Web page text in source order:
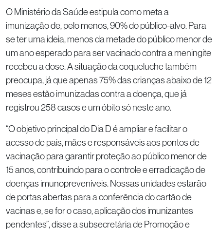
O Ministério da Saúde estipula como meta a
imunização de, pelo menos, 90% do público-alvo. Para
se ter uma ideia, menos da metade do público menor de
um ano esperado para ser vacinado contra a meningite
recebeu a dose. A situação da coqueluche também
preocupa, já que apenas 75% das crianças abaixo de 12
meses estão imunizadas contra a doença, que já
registrou 258 casos e um óbito só neste ano.
“O objetivo principal do Dia D é ampliar e facilitar o
acesso de pais, mães e responsáveis aos pontos de
vacinação para garantir proteção ao público menor de
15 anos, contribuindo para o controle e erradicação de
doenças imunopreveníveis. Nossas unidades estarão
de portas abertas para a conferência do cartão de
vacinas e, se for o caso, aplicação dos imunizantes
pendentes”, disse a subsecretária de Promoção e